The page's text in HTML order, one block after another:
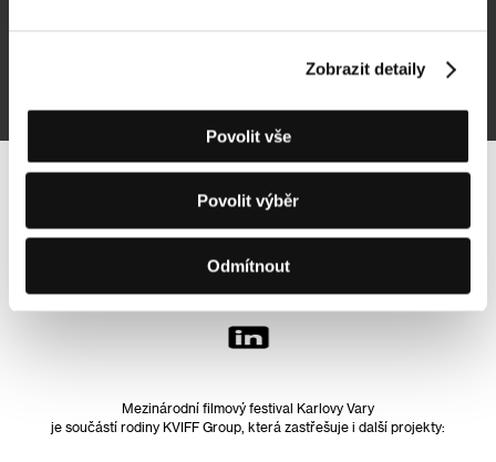
Zobrazit detaily
Povolit vše
Povolit výběr
Odmítnout
Sledujte nás na síti:
Mezinárodní filmový festival Karlovy Vary
je součástí rodiny KVIFF Group, která zastřešuje i další projekty: